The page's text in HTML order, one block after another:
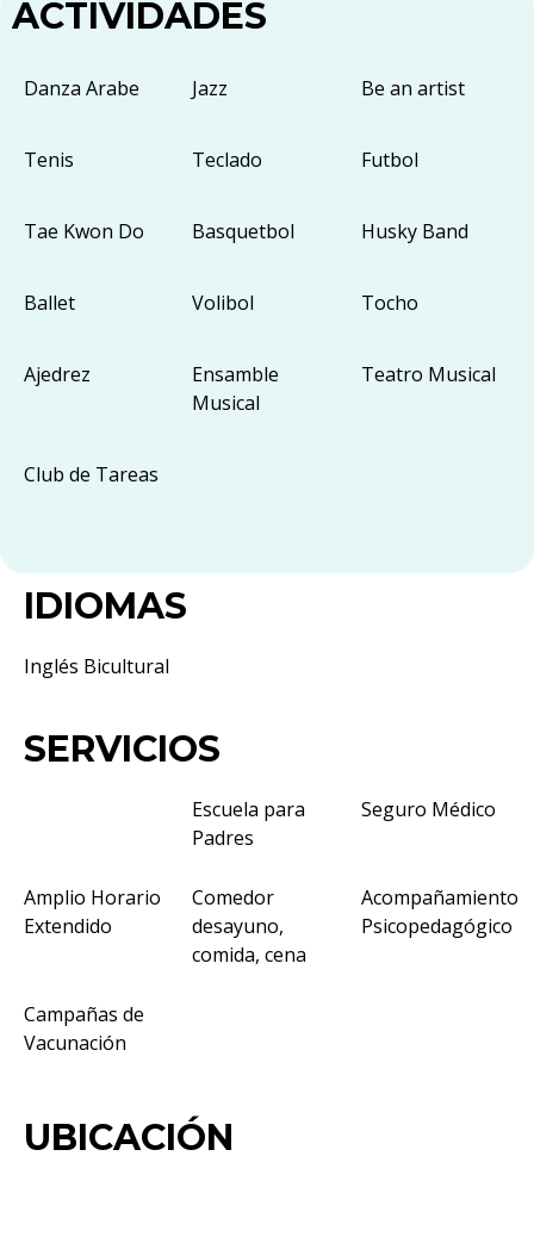
ACTIVIDADES
Danza Arabe Jazz Be an artist
Tenis Teclado Futbol
Tae Kwon Do Basquetbol Husky Band
Ballet Volibol Tocho
Ajedrez
Ensamble
Musical
Teatro Musical
Club de Tareas
IDIOMAS
Inglés Bicultural
SERVICIOS
Escuela para
Padres
Seguro Médico
Amplio Horario
Extendido
Comedor
desayuno,
comida, cena
Acompañamiento
Psicopedagógico
Campañas de
Vacunación
UBICACIÓN